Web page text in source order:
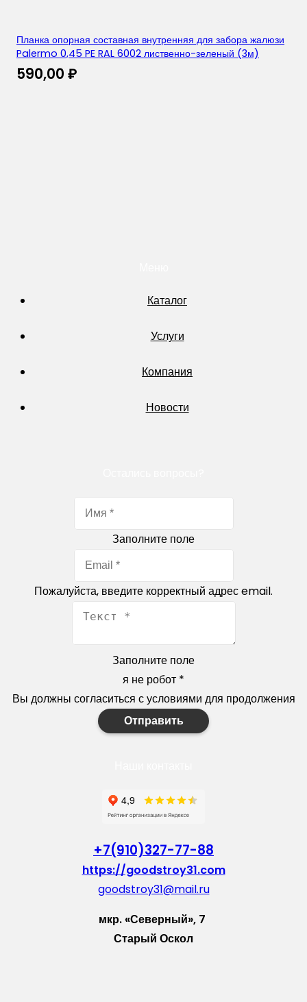
Планка опорная составная внутренняя для забора жалюзи
Palermo 0,45 PE RAL 6002 лиственно-зеленый (3м)
590,00 ₽
Каталог
Услуги
Компания
Новости
Заполните поле
Пожалуйста, введите корректный адрес email.
Заполните поле
я не робот *
Вы должны согласиться с условиями для продолжения
Отправить
+7(910)327-77-88
https://goodstroy31.com
goodstroy31@mail.ru
мкр. «Северный», 7
Старый Оскол